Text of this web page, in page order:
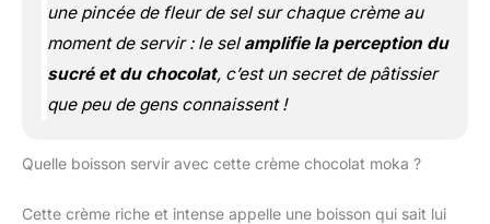
une pincée de fleur de sel sur chaque crème au
moment de servir : le selamplifie la perception du
sucré et du chocolat, c’est un secret de pâtissier
que peu de gens connaissent !
Quelle boisson servir avec cette crème chocolat moka ?
Cette crème riche et intense appelle une boisson qui sait lui